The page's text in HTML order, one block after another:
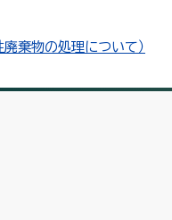
棄物の処理について）